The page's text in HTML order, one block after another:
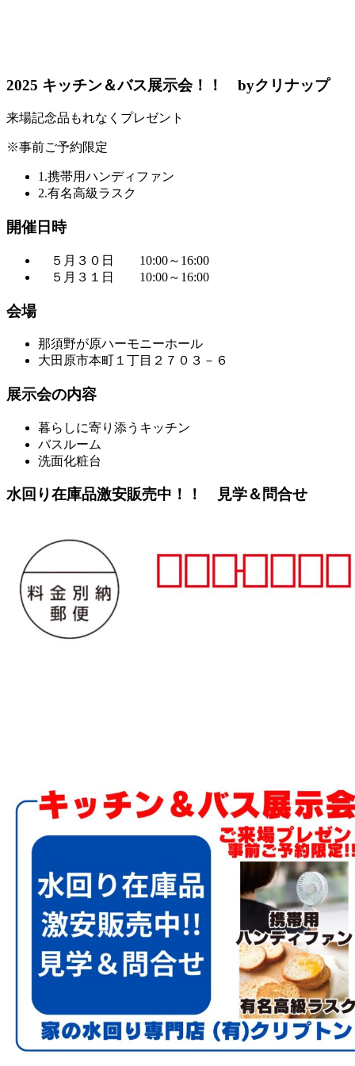
2025 キッチン＆バス展示会！！ byクリナップ
来場記念品もれなくプレゼント
※事前ご予約限定
1.携帯用ハンディファン
2.有名高級ラスク
開催日時
５月３０日 10:00～16:00
５月３１日 10:00～16:00
会場
那須野が原ハーモニーホール
大田原市本町１丁目２７０３－６
展示会の内容
暮らしに寄り添うキッチン
バスルーム
洗面化粧台
水回り在庫品激安販売中！！ 見学＆問合せ